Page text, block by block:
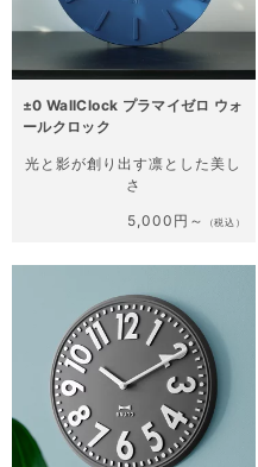
±0 WallClock プラマイゼロ ウォ
ールクロック
光と影が創り出す凛とした美し
さ
5,000円～
（税込）